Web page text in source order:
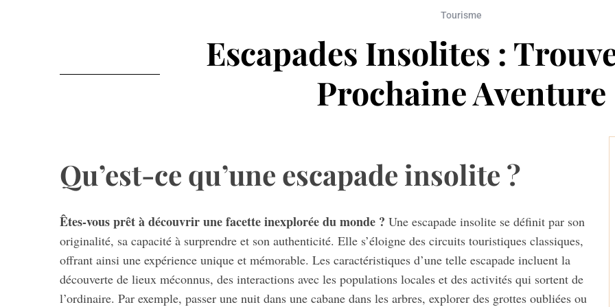
Tourisme
Escapades Insolites :
Prochaine Aventure
Qu’est-ce qu’une escapade insolite ?
Êtes-vous prêt à découvrir une facette inexplorée du monde ? Une escapade insolite se définit par son
originalité, sa capacité à surprendre et son authenticité. Elle s’éloigne des circuits touristiques classiques,
offrant ainsi une expérience unique et mémorable. Les caractéristiques d’une telle escapade incluent la
découverte de lieux méconnus, des interactions avec les populations locales et des activités qui sortent de
l’ordinaire. Par exemple, passer une nuit dans une cabane dans les arbres, explorer des grottes oubliées ou